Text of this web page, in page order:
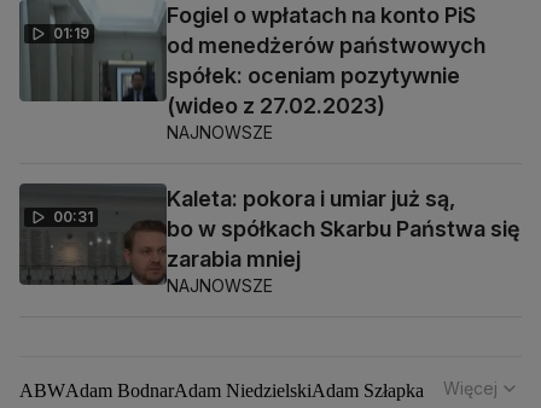
01:19
Fogiel o wpłatach na konto PiS
od menedżerów państwowych
spółek: oceniam pozytywnie
(wideo z 27.02.2023)
NAJNOWSZE
00:31
Kaleta: pokora i umiar już są,
bo w spółkach Skarbu Państwa się
zarabia mniej
NAJNOWSZE
ABWAdam BodnarAdam NiedzielskiAdam Szłapka
Więcej